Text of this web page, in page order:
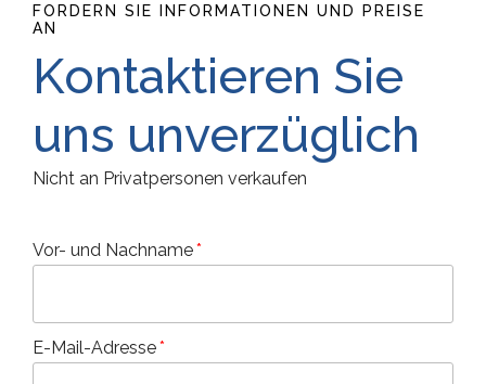
FORDERN SIE INFORMATIONEN UND PREISE
AN
Kontaktieren Sie
uns unverzüglich
Nicht an Privatpersonen verkaufen
Vor- und Nachname
E-Mail-Adresse